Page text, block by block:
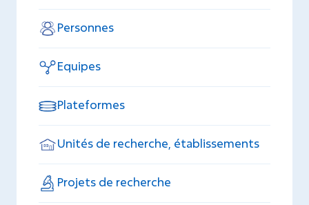
Personnes
Equipes
Plateformes
Unités de recherche, établissements
Projets de recherche